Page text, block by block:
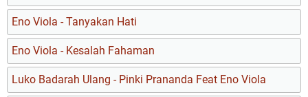
Eno Viola - Tanyakan Hati
Eno Viola - Kesalah Fahaman
Luko Badarah Ulang - Pinki Prananda Feat Eno Viola